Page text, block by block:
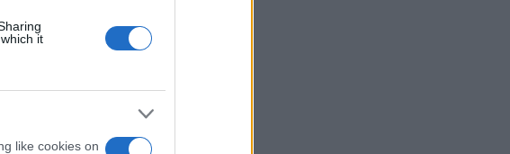
it
like cookies on
την πόρτα του
πλάνα του Άρη μέχρι
στη γάμπα και θα
τον ΠΑΣ Γιάννινα
του στην οποία